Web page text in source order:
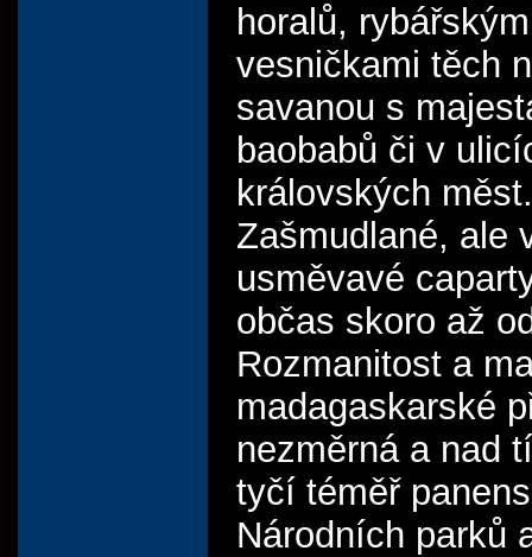
horalů,
vesničkami těch
savanou s
baobabů či v
královských měst.
Zašmudlané, ale
usměvavé
občas skoro až
Rozmanitost a
madagaskarské
nezměrná a nad
tyčí téměř
Národních parků